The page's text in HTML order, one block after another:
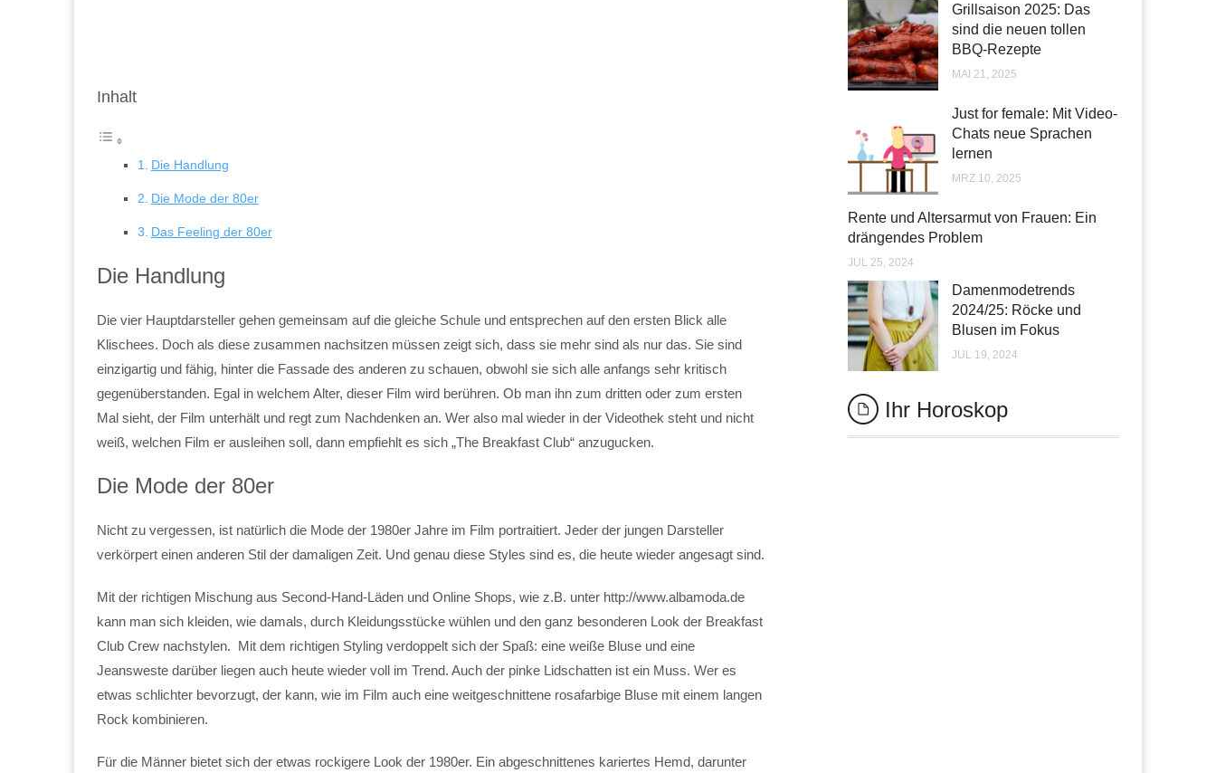
Inhalt
Die Handlung
Die Mode der 80er
Das Feeling der 80er
Die Handlung
Die vier Hauptdarsteller gehen gemeinsam auf die gleiche Schule und entsprechen auf den ersten Blick alle
Klischees. Doch als diese zusammen nachsitzen müssen zeigt sich, dass sie mehr sind als nur das. Sie sind
einzigartig und fähig, hinter die Fassade des anderen zu schauen, obwohl sie sich alle anfangs sehr kritisch
gegenüberstanden. Egal in welchem Alter, dieser Film wird berühren. Ob man ihn zum dritten oder zum ersten
Mal sieht, der Film unterhält und regt zum Nachdenken an. Wer also mal wieder in der Videothek steht und nicht
weiß, welchen Film er ausleihen soll, dann empfiehlt es sich „The Breakfast Club“ anzugucken.
Die Mode der 80er
Nicht zu vergessen, ist natürlich die Mode der 1980er Jahre im Film portraitiert. Jeder der jungen Darsteller
verkörpert einen anderen Stil der damaligen Zeit. Und genau diese Styles sind es, die heute wieder angesagt sind.
Mit der richtigen Mischung aus Second-Hand-Läden und Online Shops, wie z.B. unter http://www.albamoda.de
kann man sich kleiden, wie damals, durch Kleidungsstücke wühlen und den ganz besonderen Look der Breakfast
Club Crew nachstylen. Mit dem richtigen Styling verdoppelt sich der Spaß: eine weiße Bluse und eine
Jeansweste darüber liegen auch heute wieder voll im Trend. Auch der pinke Lidschatten ist ein Muss. Wer es
etwas schlichter bevorzugt, der kann, wie im Film auch eine weitgeschnittene rosafarbige Bluse mit einem langen
Rock kombinieren.
Für die Männer bietet sich der etwas rockigere Look der 1980er. Ein abgeschnittenes kariertes Hemd, darunter
Grillsaison 2025: Das
sind die neuen tollen
BBQ-Rezepte
MAI 21, 2025
Just for female: Mit Video-
Chats neue Sprachen
lernen
MRZ 10, 2025
Rente und Altersarmut von Frauen: Ein
drängendes Problem
JUL 25, 2024
Damenmodetrends
2024/25: Röcke und
Blusen im Fokus
JUL 19, 2024
Ihr Horoskop